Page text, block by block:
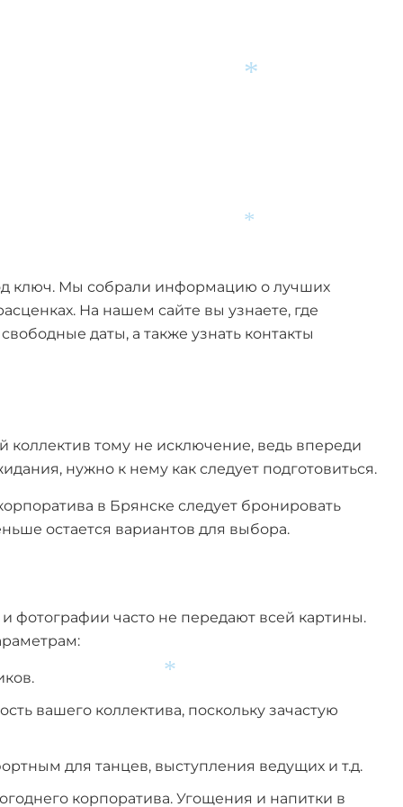
ключ. Мы собрали информацию о лучших
На нашем сайте вы узнаете, где
даты, а также узнать контакты
тому не исключение, ведь впереди
нужно к нему как следует подготовиться.
в Брянске следует бронировать
остается вариантов для выбора.
фотографии часто не передают всей картины.
вашего коллектива, поскольку зачастую
для танцев, выступления ведущих и т.д.
корпоратива. Угощения и напитки в
*